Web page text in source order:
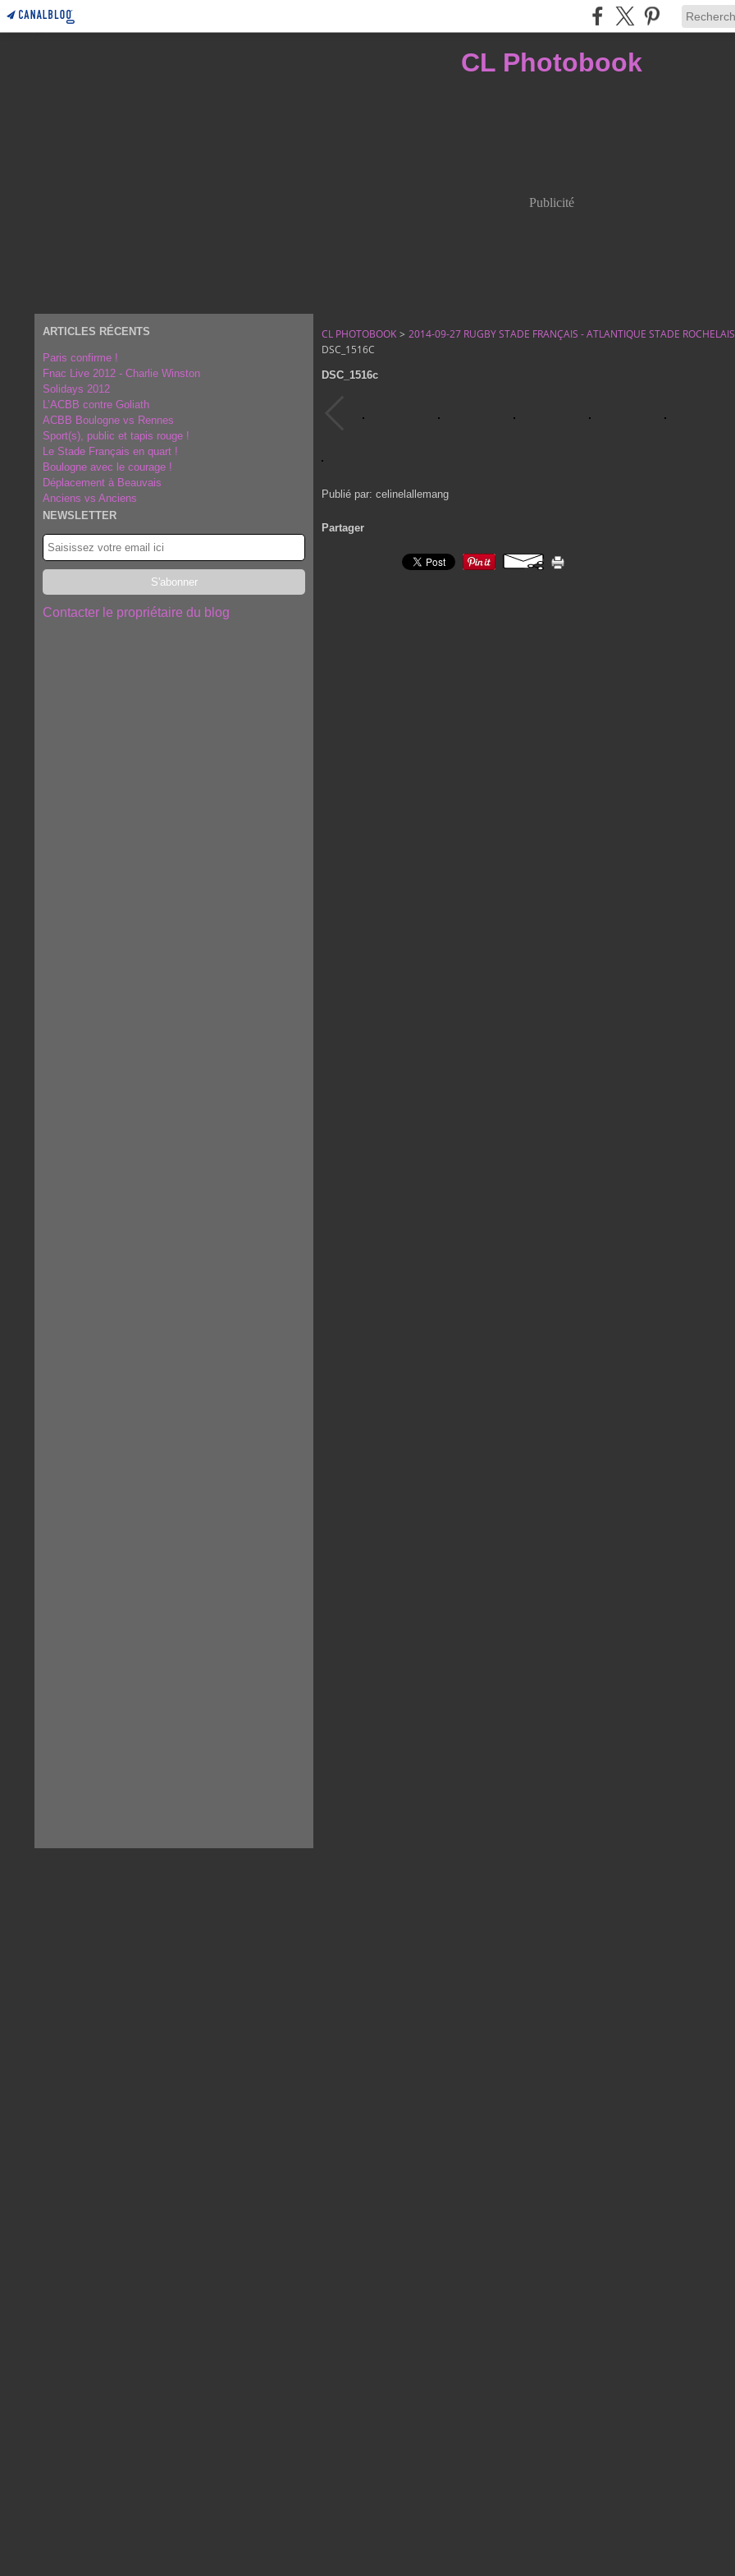
CL Photobook
Publicité
ARTICLES RÉCENTS
Paris confirme !
Fnac Live 2012 - Charlie Winston
Solidays 2012
L’ACBB contre Goliath
ACBB Boulogne vs Rennes
Sport(s), public et tapis rouge !
Le Stade Français en quart !
Boulogne avec le courage !
Déplacement à Beauvais
Anciens vs Anciens
NEWSLETTER
Contacter le propriétaire du blog
CL PHOTOBOOK > 2014-09-27 RUGBY STADE FRANÇAIS - ATLANTIQUE STADE ROCHELAIS
DSC_1516C
DSC_1516c
Publié par: celinelallemang
Partager